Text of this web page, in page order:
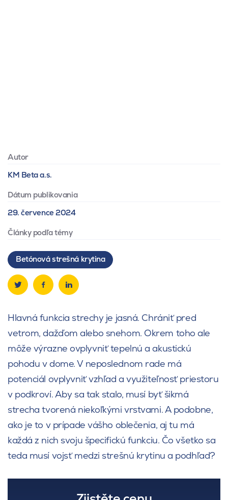
Autor
KM Beta a.s.
Dátum publikovania
29. července 2024
Články podľa témy
Betónová strešná krytina
Hlavná funkcia strechy je jasná. Chrániť pred
vetrom, dažďom alebo snehom. Okrem toho ale
môže výrazne ovplyvniť tepelnú a akustickú
pohodu v dome. V neposlednom rade má
potenciál ovplyvniť vzhľad a využiteľnosť priestoru
v podkroví. Aby sa tak stalo, musí byť šikmá
strecha tvorená niekoľkými vrstvami. A podobne,
ako je to v prípade vášho oblečenia, aj tu má
každá z nich svoju špecifickú funkciu. Čo všetko sa
teda musí vojsť medzi strešnú krytinu a podhľad?